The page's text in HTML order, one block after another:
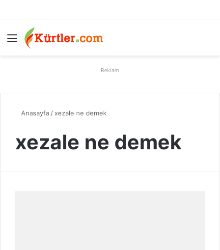
Menü
Reklam
Anasayfa / xezale ne demek
xezale ne demek